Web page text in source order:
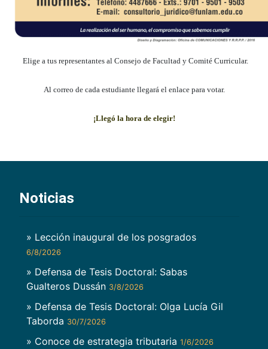
Elige a tus representantes al Consejo de Facultad y Comité Curricular.
Al correo de cada estudiante llegará el enlace para votar.
¡Llegó la hora de elegir!
Noticias
» Lección inaugural de los posgrados
6/8/2026
» Defensa de Tesis Doctoral: Sabas
Gualteros Dussán 3/8/2026
» Defensa de Tesis Doctoral: Olga Lucía Gil
Taborda 30/7/2026
» Conoce de estrategia tributaria 1/6/2026